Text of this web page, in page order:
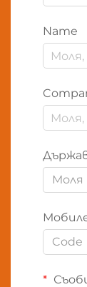
Name
Моля
Code